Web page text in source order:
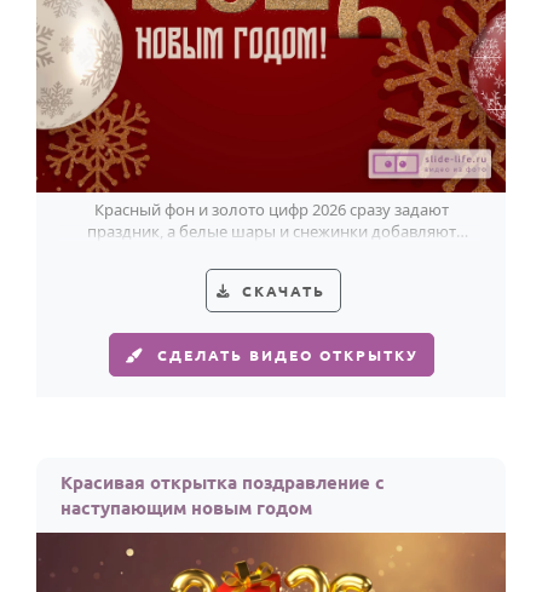
Красный фон и золото цифр 2026 сразу задают
праздник, а белые шары и снежинки добавляют
СКАЧАТЬ
СДЕЛАТЬ ВИДЕО ОТКРЫТКУ
Красивая открытка поздравление с
наступающим новым годом